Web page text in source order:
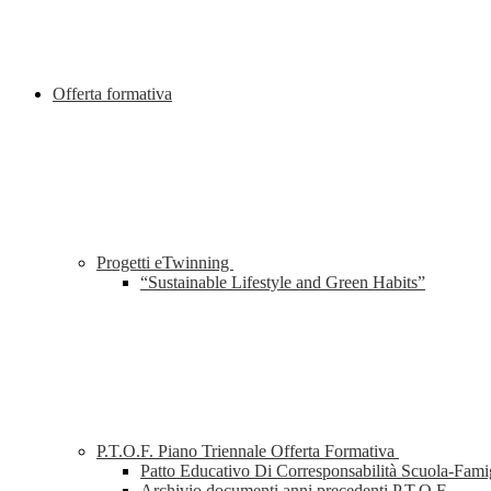
Offerta formativa
Progetti eTwinning
“Sustainable Lifestyle and Green Habits”
P.T.O.F. Piano Triennale Offerta Formativa
Patto Educativo Di Corresponsabilità Scuola-